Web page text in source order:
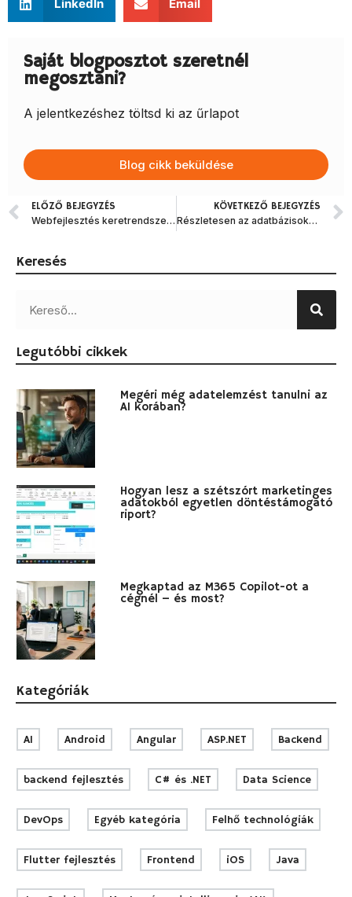
LinkedIn Email
Saját blogposztot szeretnél
megosztani?
A jelentkezéshez töltsd ki az űrlapot
Blog cikk beküldése
ELŐZŐ BEJEGYZÉS
Webfejlesztés keretrendszerek: Ismerd meg jobban az Angulart, Reactot és Vue.js-t!
KÖVETKEZŐ BEJEGYZÉS
Részletesen az adatbázisokról és az SQL nyelv használatáról
Keresés
Legutóbbi cikkek
Megéri még adatelemzést tanulni az
AI korában?
Hogyan lesz a szétszórt marketinges
adatokból egyetlen döntéstámogató
riport?
Megkaptad az M365 Copilot-ot a
cégnél – és most?
Kategóriák
AI Android Angular ASP.NET Backend
backend fejlesztés C# és .NET Data Science
DevOps Egyéb kategória Felhő technológiák
Flutter fejlesztés Frontend iOS Java